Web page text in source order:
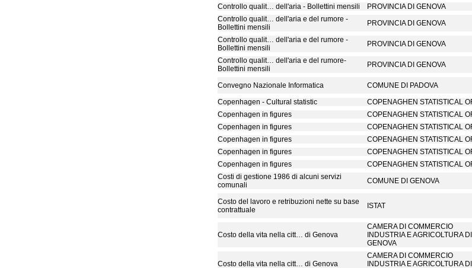
Controllo qualit… dell'aria - Bollettini mensili
PROVINCIA DI GENOVA
Controllo qualit… dell'aria e del rumore -
Bollettini mensili
PROVINCIA DI GENOVA
Controllo qualit… dell'aria e del rumore -
Bollettini mensili
PROVINCIA DI GENOVA
Controllo qualit… dell'aria e del rumore-
Bollettini mensili
PROVINCIA DI GENOVA
Convegno Nazionale Informatica COMUNE DI PADOVA
Copenhagen - Cultural statistic
COPENAGHEN STATISTICAL
Copenhagen in figures
COPENAGHEN STATISTICAL
Copenhagen in figures
COPENAGHEN STATISTICAL
Copenhagen in figures
COPENAGHEN STATISTICAL
Copenhagen in figures
COPENAGHEN STATISTICAL
Copenhagen in figures
COPENAGHEN STATISTICAL
Costi di gestione 1986 di alcuni servizi
comunali
COMUNE DI GENOVA
Costo del lavoro e retribuzioni nette su base
contrattuale
ISTAT
Costo della vita nella citt… di Genova
CAMERA DI COMMERCIO
INDUSTRIA E AGRICOLTURA DI
GENOVA
Costo della vita nella citt… di Genova
CAMERA DI COMMERCIO
INDUSTRIA E AGRICOLTURA DI